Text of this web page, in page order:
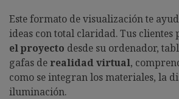
Este formato de visualización te
ideas con total claridad. Tus clientes
el proyecto desde su ordenador,
gafas de realidad virtual,
como se integran los materiales, la
iluminación.